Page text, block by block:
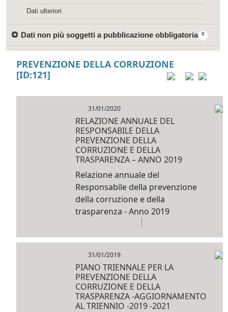
Dati ulteriori
0
Dati non più soggetti a pubblicazione obbligatoria
PREVENZIONE DELLA CORRUZIONE
[ID:121]
31/01/2020
RELAZIONE ANNUALE DEL
RESPONSABILE DELLA
PREVENZIONE DELLA
CORRUZIONE E DELLA
TRASPARENZA – ANNO 2019
Relazione annuale del
Responsabile della prevenzione
della corruzione e della
trasparenza - Anno 2019
31/01/2019
PIANO TRIENNALE PER LA
PREVENZIONE DELLA
CORRUZIONE E DELLA
TRASPARENZA -AGGIORNAMENTO
AL TRIENNIO -2019 -2021